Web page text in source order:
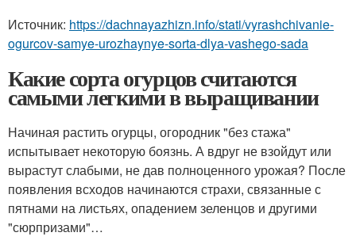
Источник: https://dachnayazhizn.info/stati/vyrashchivanie-
ogurcov-samye-urozhaynye-sorta-dlya-vashego-sada
Какие сорта огурцов считаются
самыми легкими в выращивании
Начиная растить огурцы, огородник "без стажа"
испытывает некоторую боязнь. А вдруг не взойдут или
вырастут слабыми, не дав полноценного урожая? После
появления всходов начинаются страхи, связанные с
пятнами на листьях, опадением зеленцов и другими
"сюрпризами"…